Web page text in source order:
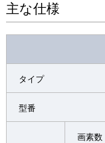
主な仕様
タイプ
型番
画素数